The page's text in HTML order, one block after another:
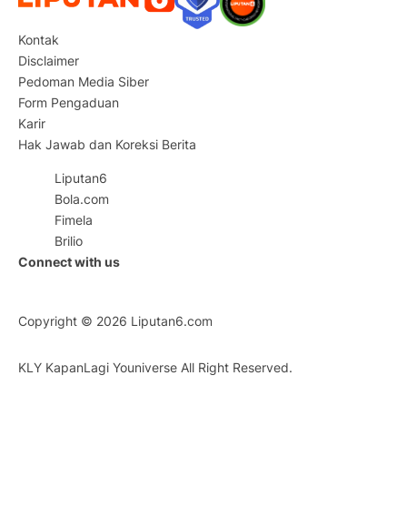
Kontak
Disclaimer
Pedoman Media Siber
Form Pengaduan
Karir
Hak Jawab dan Koreksi Berita
Liputan6
Bola.com
Fimela
Brilio
Connect with us
Copyright © 2026 Liputan6.com
KLY KapanLagi Youniverse All Right Reserved.